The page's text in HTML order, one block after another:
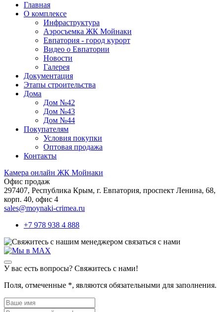
Главная
О комплексе
Инфраструктура
Аэросъемка ЖК Мойнаки
Евпатория - город курорт
Видео о Евпатории
Новости
Галерея
Документация
Этапы строительства
Дома
Дом №42
Дом №43
Дом №44
Покупателям
Условия покупки
Оптовая продажа
Контакты
Камера онлайн ЖК Мойнаки
Офис продаж
297407, Республика Крым, г. Евпатория, проспект Ленина, 68,
корп. 40, офис 4
sales@moynaki-crimea.ru
+7 978 938 4 888
связаться с нами
У вас есть вопросы? Свяжитесь с нами!
Поля, отмеченные *, являются обязательными для заполнения.